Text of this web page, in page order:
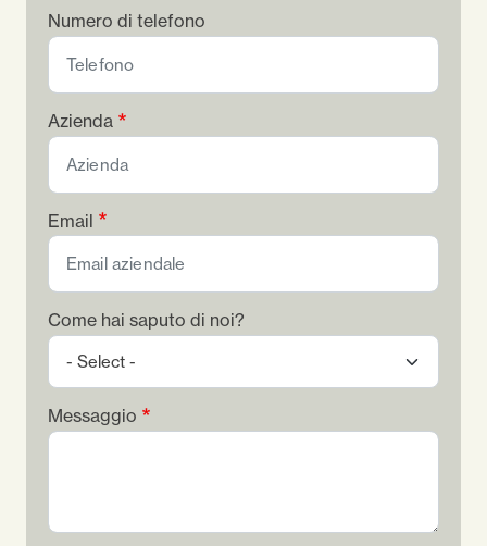
Numero di telefono
Azienda
Email
Come hai saputo di noi?
Messaggio